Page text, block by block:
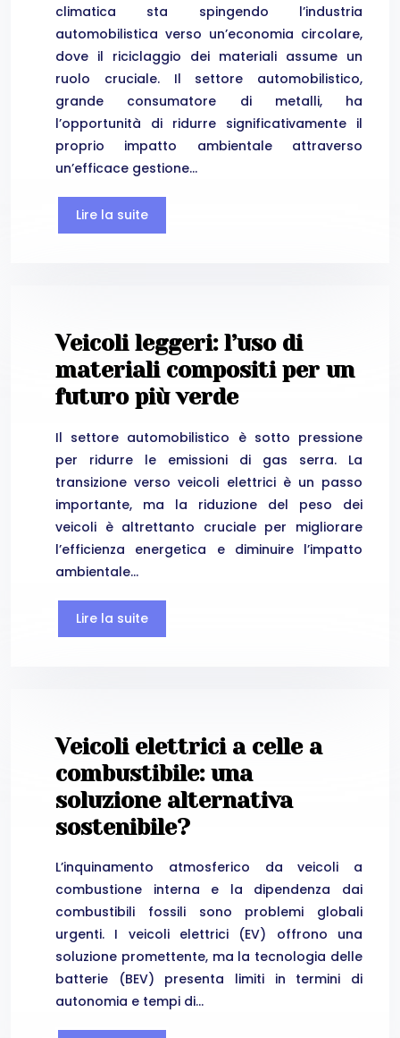
climatica sta spingendo l’industria
automobilistica verso un’economia circolare,
dove il riciclaggio dei materiali assume un
ruolo cruciale. Il settore automobilistico,
grande consumatore di metalli, ha
l’opportunità di ridurre significativamente il
proprio impatto ambientale attraverso
un’efficace gestione…
Lire la suite
Veicoli leggeri: l’uso di
materiali compositi per un
futuro più verde
Il settore automobilistico è sotto pressione
per ridurre le emissioni di gas serra. La
transizione verso veicoli elettrici è un passo
importante, ma la riduzione del peso dei
veicoli è altrettanto cruciale per migliorare
l’efficienza energetica e diminuire l’impatto
ambientale…
Lire la suite
Veicoli elettrici a celle a
combustibile: una
soluzione alternativa
sostenibile?
L’inquinamento atmosferico da veicoli a
combustione interna e la dipendenza dai
combustibili fossili sono problemi globali
urgenti. I veicoli elettrici (EV) offrono una
soluzione promettente, ma la tecnologia delle
batterie (BEV) presenta limiti in termini di
autonomia e tempi di…